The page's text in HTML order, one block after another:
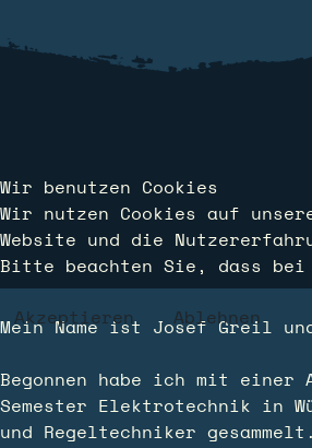
Mein Name ist Josef Greil
Begonnen habe ich mit einer
Semester Elektrotechnik in
und Regeltechniker
Wir benutzen Cookies
Wir nutzen Cookies auf
Website und die
Bitte beachten Sie, dass bei
Akzeptieren
Ablehnen